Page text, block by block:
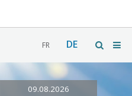
FR DE
09.08.2026